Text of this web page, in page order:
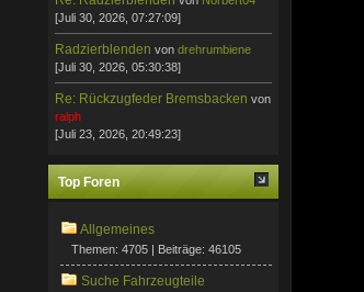
[Juli 30, 2026, 07:27:09]
Radzierblendenvondrehrumbiene
[Juli 30, 2026, 05:30:38]
Re: Rückzugfeder Bremsbacken von
ralph
[Juli 23, 2026, 20:49:23]
Top Foren
Allgemeines
Themen: 4705 | Beiträge: 46105
Suche Fahrzeugteile